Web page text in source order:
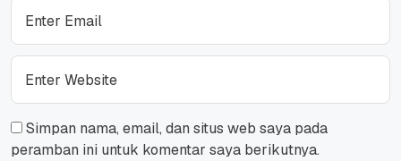
Simpan nama, email, dan situs web saya pada
peramban ini untuk komentar saya berikutnya.